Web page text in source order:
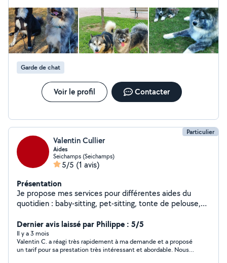
proposer des activités adaptées. J'adore également les
animaux! Ayant moi-même eux plusieurs chats, rongeurs
et actuellement un chien, je sais m'adapter aux besoins
de chaque animal. Je serais ravie de pouvoir m'occuper
et chouchouter vos loulous
Garde de chat
Voir le profil Contacter
Particulier
Valentin Cullier
Aides
Seichamps (Seichamps)
5/5 (1 avis)
Présentation
Je propose mes services pour différentes aides du
quotidien : baby-sitting, pet-sitting, tonte de pelouse,
m'adapte à vos besoins et horaires. N'hésitez pas à me
Dernier avis laissé par Philippe : 5/5
Il y a 3 mois
Valentin C. a réagi très rapidement à ma demande et a proposé
un tarif pour sa prestation très intéressant et abordable. Nous